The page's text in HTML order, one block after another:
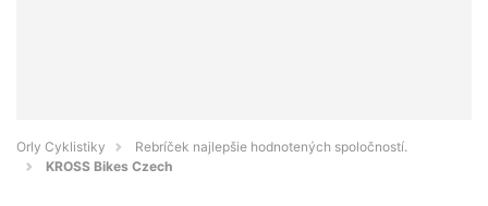
Orly Cyklistiky
Rebríček najlepšie hodnotených spoločností.
KROSS Bikes Czech